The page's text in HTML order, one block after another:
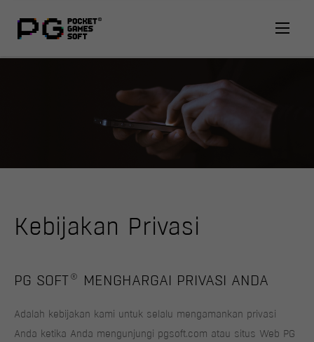
Kebijakan Privasi
PG SOFT® MENGHARGAI PRIVASI ANDA
Adalah kebijakan kami untuk selalu mengamankan privasi
Anda ketika Anda mengunjungi pgsoft.com atau situs Web PG